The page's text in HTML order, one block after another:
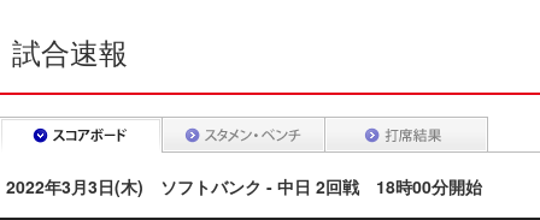
試合速報
2022年3月3日(木) ソフトバンク - 中日 2回戦 18時00分開始